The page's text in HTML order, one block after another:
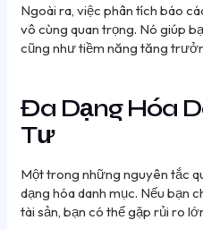
Ngoài ra, việc phân tích báo
vô cùng quan trọng. Nó giúp
cũng như tiềm năng tăng
Đa Dạng Hóa
Tư
Một trong những nguyên tắc
dạng hóa danh mục. Nếu bạn
tài sản, bạn có thể gặp rủi ro